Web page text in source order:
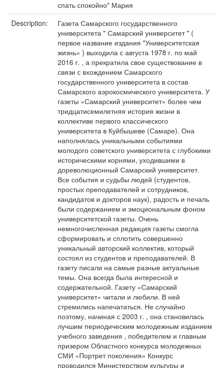
спать спокойно" Мария
Description:
Газета Самарского государственного
университета " Самарский университет " (
первое название издания "Университетская
жизнь» ) выходила с августа 1978 г. по май
2016 г. , а прекратила свое существование в
связи с вхождением Самарского
государственного университета в состав
Самарского аэрокосмического университета. У
газеты «Самарский университет» более чем
тридцатисемилетняя история жизни в
коллективе первого классического
университета в Куйбышеве (Самаре). Она
наполнялась уникальными событиями
молодого советского университета с глубокими
историческими корнями, уходившими в
дореволюционный Самарский университет.
Все события и судьбы людей (студентов,
простых преподавателей и сотрудников,
кандидатов и докторов наук), радость и печаль
были содержанием и эмоциональным фоном
университетской газеты. Очень
немногочисленная редакция газеты смогла
сформировать и сплотить совершенно
уникальный авторский коллектив, который
состоял из студентов и преподавателей. В
газету писали на самые разные актуальные
темы. Она всегда была интересной и
содержательной. Газету «Самарский
университет» читали и любили. В ней
стремились напечататься. Не случайно
поэтому, начиная с 2003 г. , она становилась
лучшим периодическим молодежным изданием
учебного заведения , победителем и главным
призером Областного конкурса молодежных
СМИ «Портрет поколения» Конкурс
проводился Министерством культуры и